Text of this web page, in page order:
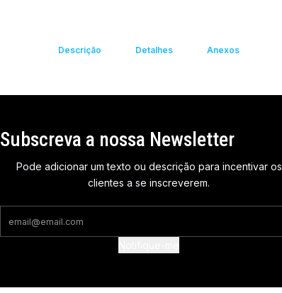
Descrição Detalhes Anexos
Subscreva a nossa Newsletter
Pode adicionar um texto ou descrição para incentivar os
clientes a se inscreverem.